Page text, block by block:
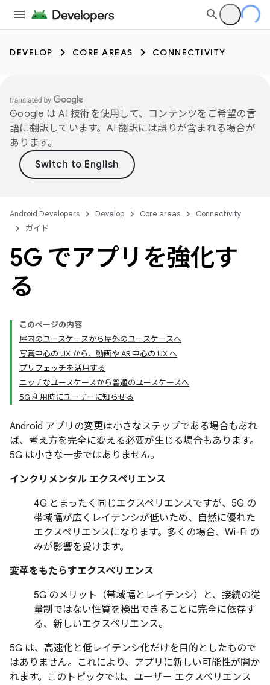
DEVELOP CORE AREAS CONNECTIVITY
Google は AI 技術を使用して、コンテンツをご希望の言
語に翻訳しています。AI 翻訳には誤りが含まれる場合が
あります。
Android Developers Develop Core areas
Connectivity
ガイド
5G でアプリを強化す
る
このページの内容
屋内のユースケースから屋外のユースケースへ
写真中心の UX から、動画や AR 中心の UX へ
プリフェッチを活用する
ニッチなユースケースから普通のユースケースへ
5G 利用時にユーザーに知らせる
Android アプリの変更は小さなステップである場合もあれ
ば、考え方を完全に変える必要が生じる場合もあります。
5G は小さな一歩ではありません。
インクリメンタル エクスペリエンス
4G とまったく同じエクスペリエンスですが、5G の
帯域幅が広くレイテンシが低いため、自然に優れた
エクスペリエンスになります。多くの場合、Wi-Fi の
みが影響を受けます。
変革をもたらすエクスペリエンス
5G のメリット（帯域幅とレイテンシ）と、接続の従
量制ではない性質を検出できることに完全に依存す
る、新しいエクスペリエンス。
5G は、高速化と低レイテンシ化だけを目的としたもので
はありません。これにより、アプリに新しい可能性が開か
れます。このトピックでは、ユーザー エクスペリエンス